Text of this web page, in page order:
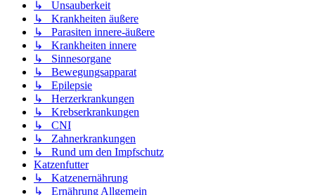
↳ Unsauberkeit
↳ Krankheiten äußere
↳ Parasiten innere-äußere
↳ Krankheiten innere
↳ Sinnesorgane
↳ Bewegungsapparat
↳ Epilepsie
↳ Herzerkrankungen
↳ Krebserkrankungen
↳ CNI
↳ Zahnerkrankungen
↳ Rund um den Impfschutz
Katzenfutter
↳ Katzenernährung
↳ Ernährung Allgemein